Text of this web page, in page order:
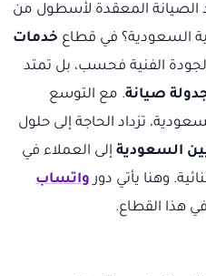
الصيانة المعقدة لأسطول من
السعودية؟ في قطاع خدمات
الفنية فحسب، بل تمتد
صيانة. مع التوسع
تزداد الحاجة إلى حلول
السعودية إلى العملاء في
وهنا يأتي دور واتساب
هذا القطاع.